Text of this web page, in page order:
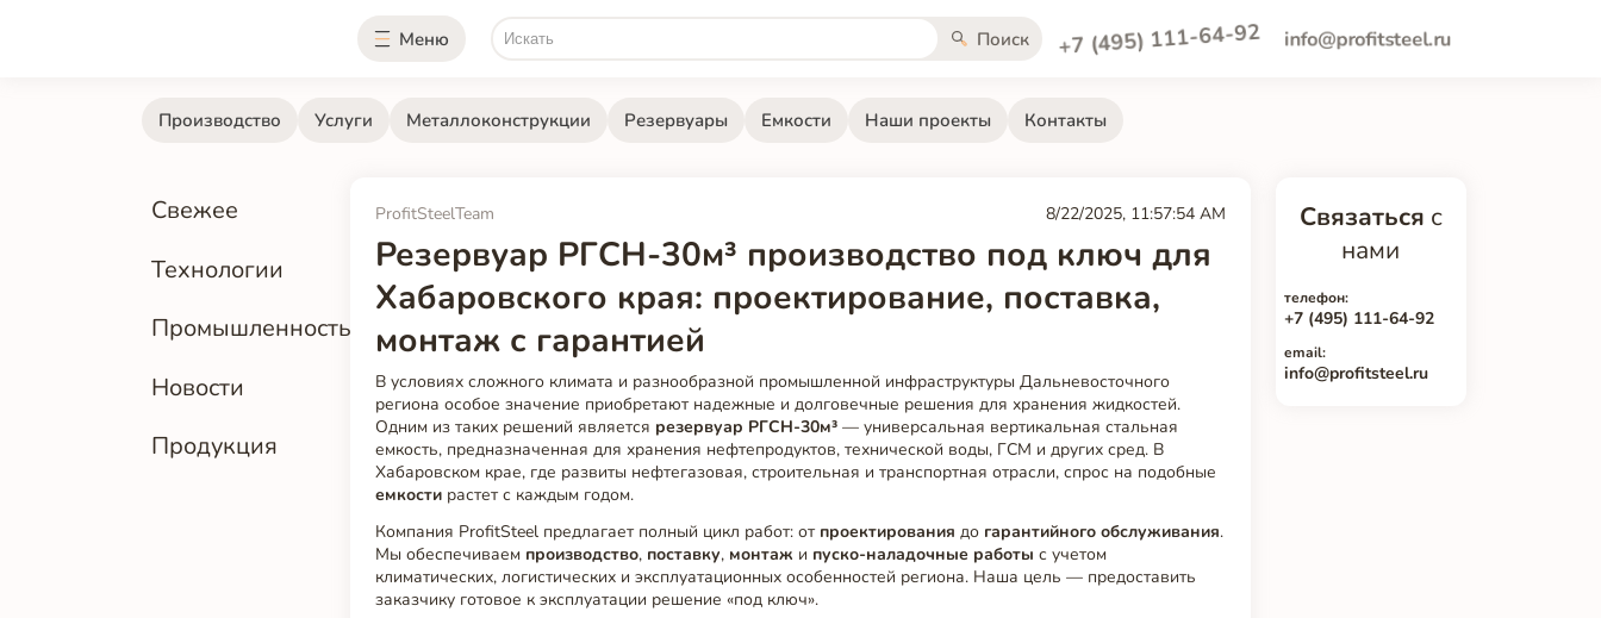
Меню Поиск +7 (495) 111-64-92 info@profitsteel.ru
Производство Услуги Металлоконструкции Резервуары Емкости Наши проекты Контакты
Свежее
Технологии
Промышленность
Новости
Продукция
ProfitSteelTeam 8/22/2025, 11:57:54 AM
Резервуар РГСН-30м³ производство под ключ для
Хабаровского края: проектирование, поставка,
монтаж с гарантией
В условиях сложного климата и разнообразной промышленной инфраструктуры Дальневосточного
региона особое значение приобретают надежные и долговечные решения для хранения жидкостей.
Одним из таких решений является резервуар РГСН-30м³ — универсальная вертикальная стальная
емкость, предназначенная для хранения нефтепродуктов, технической воды, ГСМ и других сред. В
Хабаровском крае, где развиты нефтегазовая, строительная и транспортная отрасли, спрос на подобные
емкости растет с каждым годом.
Компания ProfitSteel предлагает полный цикл работ: от проектирования до гарантийного обслуживания.
Мы обеспечиваем производство, поставку, монтаж и пуско-наладочные работы с учетом
климатических, логистических и эксплуатационных особенностей региона. Наша цель — предоставить
заказчику готовое к эксплуатации решение «под ключ».
Связаться с
нами
телефон:
+7 (495) 111-64-92
email:
info@profitsteel.ru